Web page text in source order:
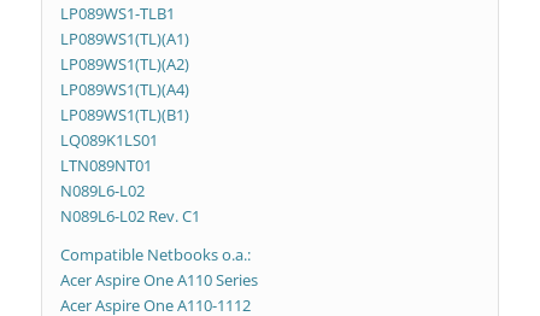
LP089WS1-TLB1
LP089WS1(TL)(A1)
LP089WS1(TL)(A2)
LP089WS1(TL)(A4)
LP089WS1(TL)(B1)
LQ089K1LS01
LTN089NT01
N089L6-L02
N089L6-L02 Rev. C1
Compatible Netbooks o.a.:
Acer Aspire One A110 Series
Acer Aspire One A110-1112